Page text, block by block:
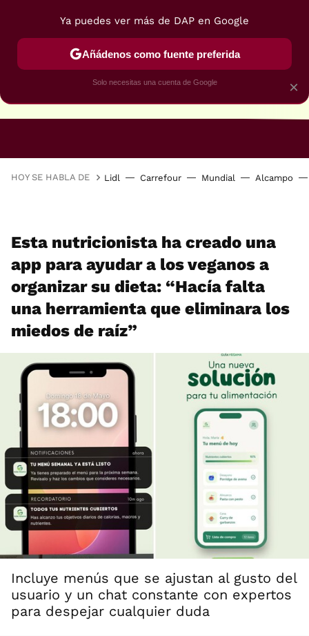
HOY SE HABLA DE Lidl Carrefour Mundial Alcampo
Esta nutricionista ha creado una
app para ayudar a los veganos a
organizar su dieta: “Hacía falta
una herramienta que eliminara los
miedos de raíz”
Incluye menús que se ajustan al gusto del
usuario y un chat constante con expertos
para despejar cualquier duda
×
Ya puedes ver más de DAP en Google
Añádenos como fuente preferida
Solo necesitas una cuenta de Google